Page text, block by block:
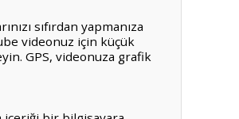
sıfırdan yapmanıza
videonuz için küçük
GPS, videonuza grafik